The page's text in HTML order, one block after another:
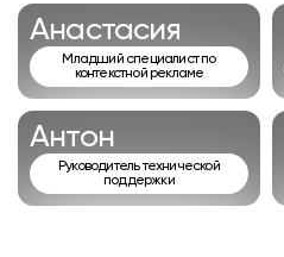
Анастасия
Младший специалист по
контекстной рекламе
Антон
Руководитель технической
поддержки